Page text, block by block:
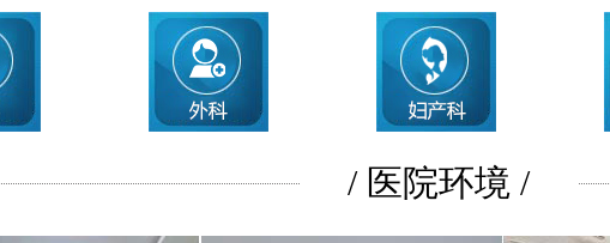
/ 医院环境 /